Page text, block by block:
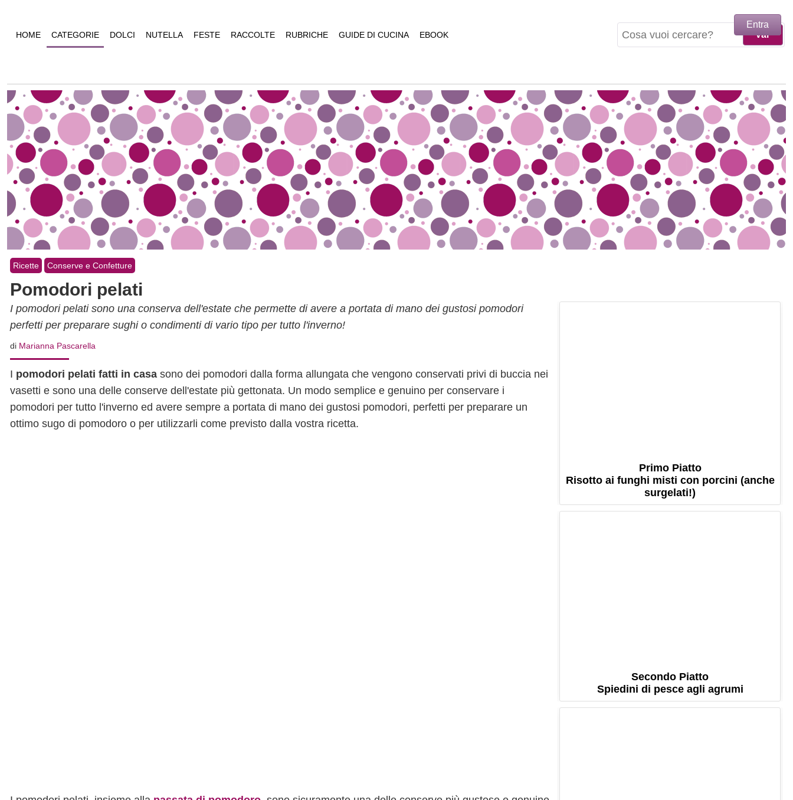
HOME CATEGORIE DOLCI NUTELLA FESTE RACCOLTE RUBRICHE GUIDE DI CUCINA EBOOK
Ricette Conserve e Confetture
Pomodori pelati
I pomodori pelati sono una conserva dell'estate che permette di avere a portata di mano dei gustosi pomodori
perfetti per preparare sughi o condimenti di vario tipo per tutto l'inverno!
di Marianna Pascarella
I pomodori pelati fatti in casa sono dei pomodori dalla forma allungata che vengono conservati privi di buccia nei
vasetti e sono una delle conserve dell'estate più gettonata. Un modo semplice e genuino per conservare i
pomodori per tutto l'inverno ed avere sempre a portata di mano dei gustosi pomodori, perfetti per preparare un
ottimo sugo di pomodoro o per utilizzarli come previsto dalla vostra ricetta.
Primo Piatto
Risotto ai funghi misti con porcini (anche
surgelati!)
Secondo Piatto
Spiedini di pesce agli agrumi
Entra